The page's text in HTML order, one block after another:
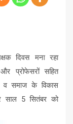
दिवस मना रहा
प्रोफेसरों सहित
व समाज के विकास
5 सितंबर को